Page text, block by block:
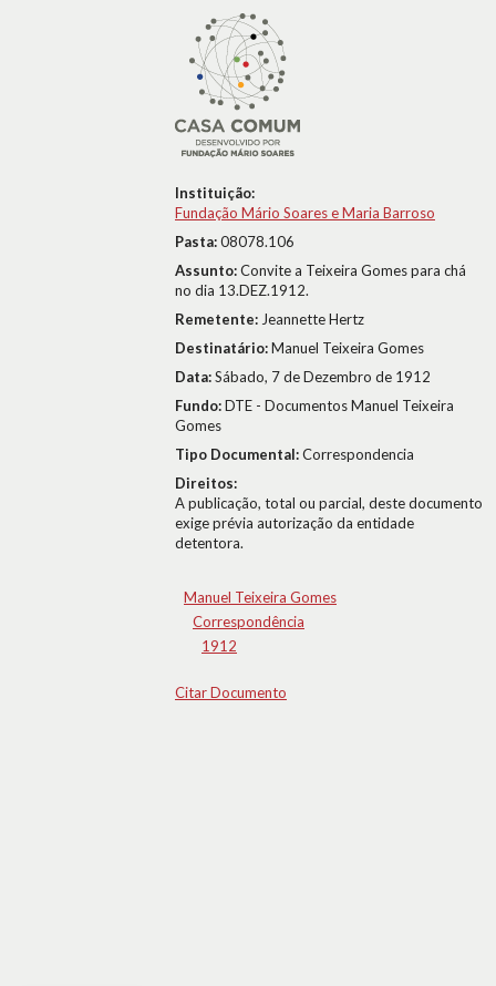
Instituição:
Fundação Mário Soares e Maria Barroso
Pasta:08078.106
Assunto:Convite a Teixeira Gomes para chá
no dia 13.DEZ.1912.
Remetente: Jeannette Hertz
Destinatário:Manuel Teixeira Gomes
Data:Sábado, 7 de Dezembro de 1912
Fundo:DTE - Documentos Manuel Teixeira
Gomes
Tipo Documental:Correspondencia
Direitos:
A publicação, total ou parcial, deste documento
exige prévia autorização da entidade
detentora.
Manuel Teixeira Gomes
Correspondência
1912
Citar Documento